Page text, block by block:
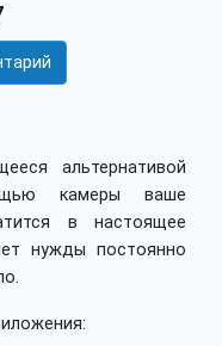
альтернативой
камеры ваше
в настоящее
нужды постоянно